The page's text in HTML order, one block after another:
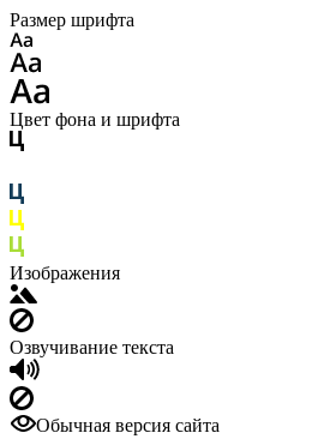
Размер шрифта
Цвет фона и шрифта
Изображения
Озвучивание текста
Обычная версия сайта